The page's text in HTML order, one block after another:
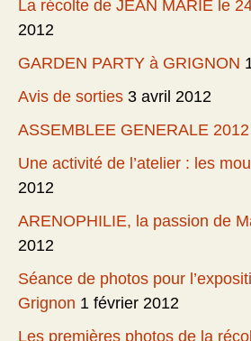
La récolte de JEAN MARIE le
2012
GARDEN PARTY à GRIGNON
Avis de sorties 3 avril 2012
ASSEMBLEE GENERALE 2012
Une activité de l’atelier : les
2012
ARENOPHILIE, la passion de
2012
Séance de photos pour
Grignon 1 février 2012
Les premières photos de la